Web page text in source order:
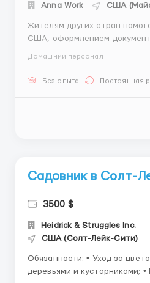
Anna Work США
Жителям других стран
США, оформлением
растениями - полив Требования: - мужчина 28-60
Домашний персонал
Без опыта Постоянная
Садовник в Солт-
3500 $
Heidrick & Struggles Inc.
США (Солт-Лейк-Сити)
Обязанности: • Уход за цветочными клумбами,
деревьями и кустарниками; • Полив, удобрение и